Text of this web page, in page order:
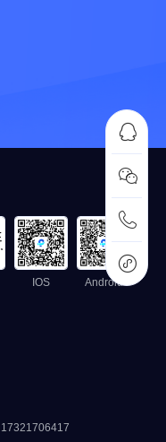
IOS Android
17321706417



